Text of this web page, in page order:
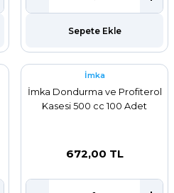
Sepete Ekle
İmka
İmka Dondurma ve Profiterol
Kasesi 500 cc 100 Adet
672,00 TL